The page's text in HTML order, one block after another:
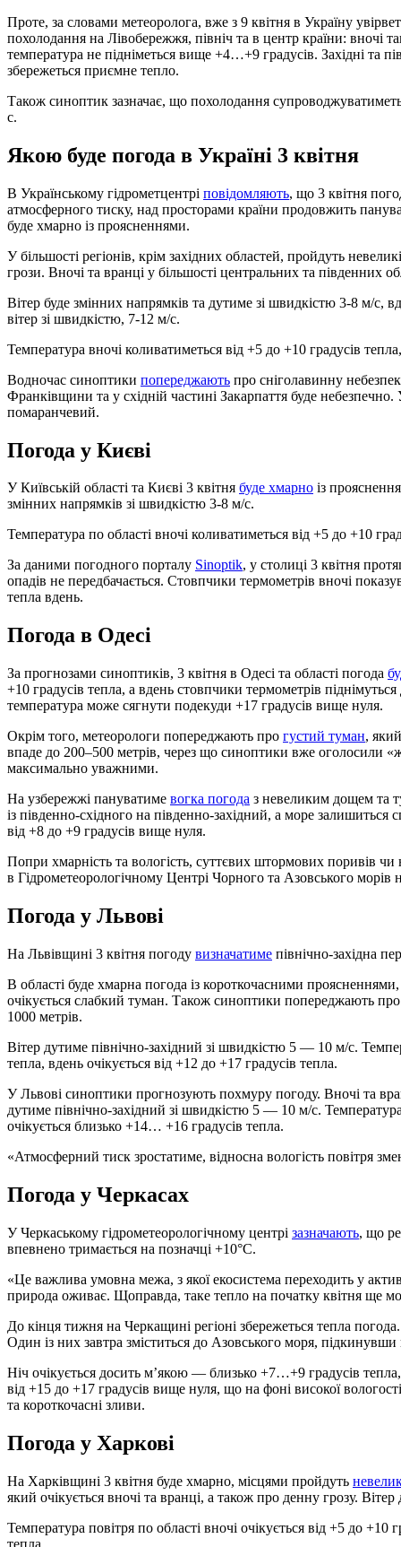
Проте, за словами метеоролога, вже з 9 квітня в Україну
похолодання на Лівобережжя, північ та в центр країни: вночі
температура не підніметься вище +4…+9 градусів. Західні та
збережеться приємне тепло.
Також синоптик зазначає, що похолодання
с.
Якою буде погода в Україні 3 квітня
В Українському гідрометцентрі повідомляють, що 3 квітня
атмосферного тиску, над просторами країни продовжить
буде хмарно із проясненнями.
У більшості регіонів, крім західних областей, пройдуть
грози. Вночі та вранці у більшості центральних та південних
Вітер буде змінних напрямків та дутиме зі швидкістю 3-8 м/с,
вітер зі швидкістю, 7-12 м/с.
Температура вночі коливатиметься від +5 до +10 градусів
Водночас синоптики попереджають про сніголавинну
Франківщини та у східній частині Закарпаття буде
помаранчевий.
Погода у Києві
У Київській області та Києві 3 квітня буде хмарно із
змінних напрямків зі швидкістю 3-8 м/с.
Температура по області вночі коливатиметься від +5 до +10
За даними погодного порталу Sinoptik, у столиці 3 квітня
опадів не передбачається. Стовпчики термометрів вночі
тепла вдень.
Погода в Одесі
За прогнозами синоптиків, 3 квітня в Одесі та області погода
+10 градусів тепла, а вдень стовпчики термометрів
температура може сягнути подекуди +17 градусів вище нуля.
Окрім того, метеорологи попереджають про густий туман,
впаде до 200–500 метрів, через що синоптики вже оголосили
максимально уважними.
На узбережжі пануватиме вогка погода з невеликим дощем та
із південно-східного на південно-західний, а море
від +8 до +9 градусів вище нуля.
Попри хмарність та вологість, суттєвих штормових поривів чи
в Гідрометеорологічному Центрі Чорного та Азовського морів
Погода у Львові
На Львівщині 3 квітня погоду визначатиме північно-західна
В області буде хмарна погода із короткочасними
очікується слабкий туман. Також синоптики попереджають
1000 метрів.
Вітер дутиме північно-західний зі швидкістю 5 — 10 м/с.
тепла, вдень очікується від +12 до +17 градусів тепла.
У Львові синоптики прогнозують похмуру погоду. Вночі та
дутиме північно-західний зі швидкістю 5 — 10 м/с.
очікується близько +14… +16 градусів тепла.
«Атмосферний тиск зростатиме, відносна вологість повітря
Погода у Черкасах
У Черкаському гідрометеорологічному центрі зазначають, що
впевнено тримається на позначці +10°C.
«Це важлива умовна межа, з якої екосистема переходить у
природа оживає. Щоправда, таке тепло на початку квітня ще
До кінця тижня на Черкащині регіоні збережеться тепла
Один із них завтра зміститься до Азовського моря,
Ніч очікується досить м’якою — близько +7…+9 градусів
від +15 до +17 градусів вище нуля, що на фоні високої
та короткочасні зливи.
Погода у Харкові
На Харківщині 3 квітня буде хмарно, місцями пройдуть
який очікується вночі та вранці, а також про денну грозу.
Температура повітря по області вночі очікується від +5 до +10
тепла.